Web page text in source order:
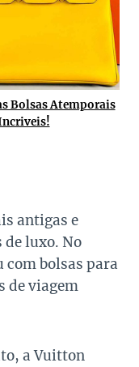
Bolsas Atemporais
antigas e
de luxo. No
com bolsas para
de viagem
a Vuitton